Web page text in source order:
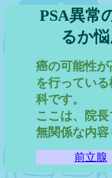
PSA異常
るか
癌の可能性
を行ってい
科です。
ここは、院
無関係な内容
前立腺